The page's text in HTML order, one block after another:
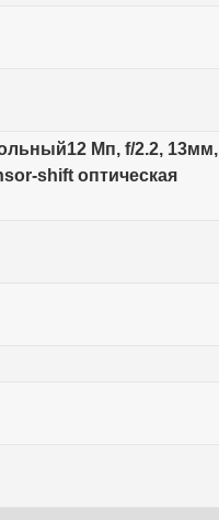
Мп, f/2.2, 13мм,
оптическая